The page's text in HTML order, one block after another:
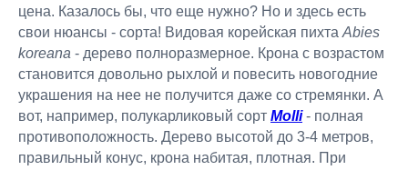
цена. Казалось бы, что еще нужно? Но и здесь есть
свои нюансы - сорта! Видовая корейская пихта Abies
koreana - дерево полноразмерное. Крона с возрастом
становится довольно рыхлой и повесить новогодние
украшения на нее не получится даже со стремянки. А
вот, например, полукарликовый сорт Molli- полная
противоположность. Дерево высотой до 3-4 метров,
правильный конус, крона набитая, плотная. При